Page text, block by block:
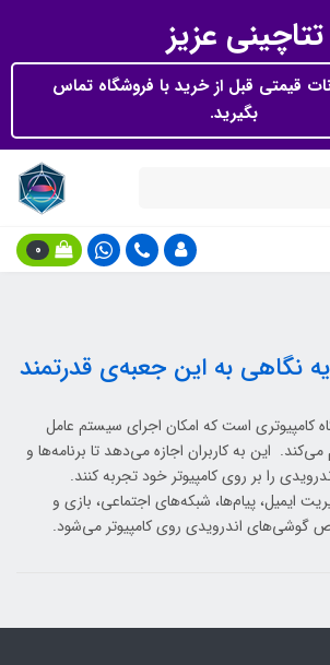
تتاچینی عزیز
قیمتی قبل از خرید با فروشگاه تماس
بگیرید.
0
نگاهی به این جعبه‌ی قدرتمند
کامپیوتری است که امکان اجرای سیستم عامل
این به کاربران اجازه می‌دهد تا برنامه‌ها و
را بر روی کامپیوتر خود تجربه کنند.
ایمیل، پیام‌ها، شبکه‌های اجتماعی، بازی و
گوشی‌های اندرویدی روی کامپیوتر می‌شود.